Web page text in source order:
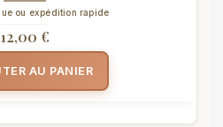
ou expédition rapide
12,00 €
AU PANIER